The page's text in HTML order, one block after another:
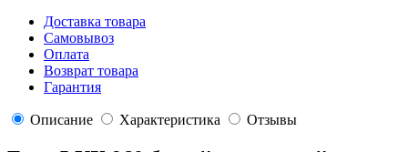
Доставка товара
Самовывоз
Оплата
Возврат товара
Гарантия
Описание Характеристика Отзывы